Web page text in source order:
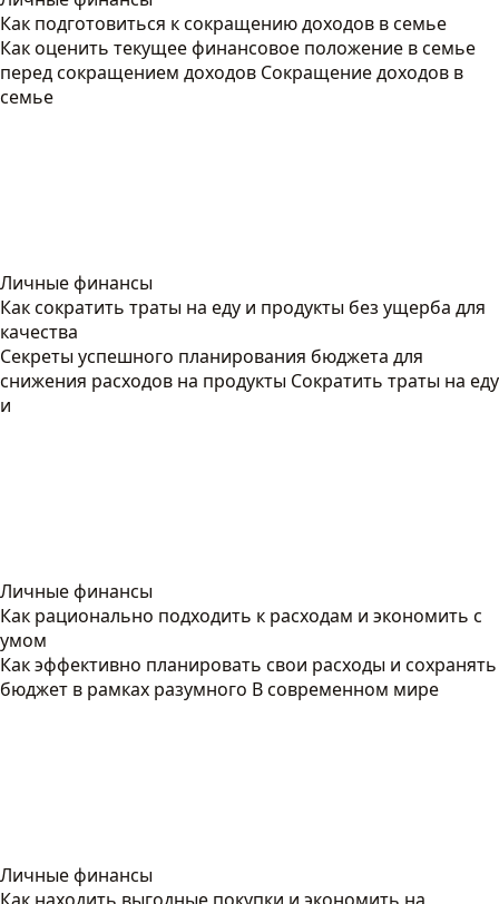
Как подготовиться к сокращению доходов в семье
Как оценить текущее финансовое положение в семье
перед сокращением доходов Сокращение доходов в
семье
Личные финансы
Как сократить траты на еду и продукты без ущерба для
качества
Секреты успешного планирования бюджета для
снижения расходов на продукты Сократить траты на еду
и
Личные финансы
Как рационально подходить к расходам и экономить с
умом
Как эффективно планировать свои расходы и сохранять
бюджет в рамках разумного В современном мире
Личные финансы